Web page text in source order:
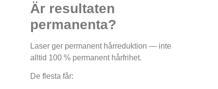
Är resultaten
permanenta?
Laser ger permanent hårreduktion — inte
alltid 100 % permanent hårfrihet.
De flesta får: